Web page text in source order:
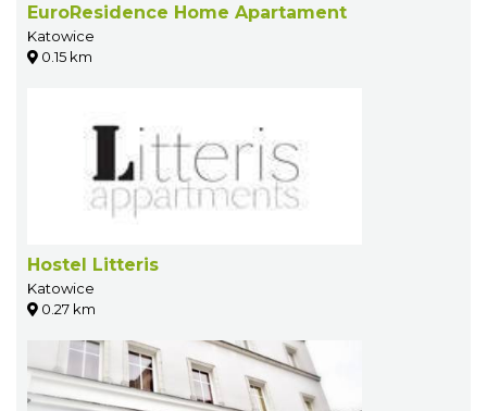
EuroResidence Home Apartament
Katowice
0.15 km
Hostel Litteris
Katowice
0.27 km